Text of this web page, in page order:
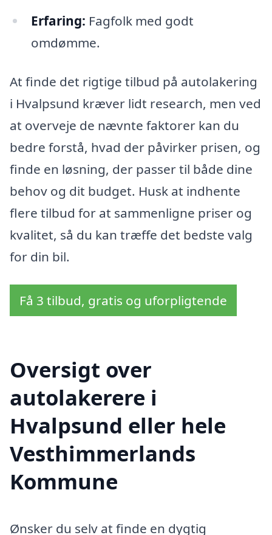
Erfaring: Fagfolk med godt
omdømme.
At finde det rigtige tilbud på autolakering
i Hvalpsund kræver lidt research, men ved
at overveje de nævnte faktorer kan du
bedre forstå, hvad der påvirker prisen, og
finde en løsning, der passer til både dine
behov og dit budget. Husk at indhente
flere tilbud for at sammenligne priser og
kvalitet, så du kan træffe det bedste valg
for din bil.
Få 3 tilbud, gratis og uforpligtende
Oversigt over
autolakerere i
Hvalpsund eller hele
Vesthimmerlands
Kommune
Ønsker du selv at finde en dygtig